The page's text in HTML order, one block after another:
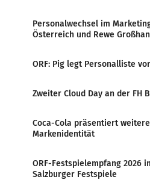
Personalwechsel im
Österreich und Rewe
ORF: Pig legt Personalliste vor
Zweiter Cloud Day an der FH
Coca-Cola präsentiert
Markenidentität
ORF-Festspielempfang 2026
Salzburger Festspiele